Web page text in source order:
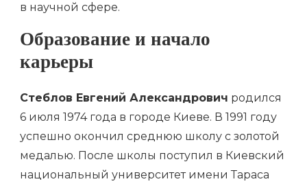
в научной сфере.
Образование и начало
карьеры
Стеблов Евгений Александрович родился
6 июля 1974 года в городе Киеве. В 1991 году
успешно окончил среднюю школу с золотой
медалью. После школы поступил в Киевский
национальный университет имени Тараса